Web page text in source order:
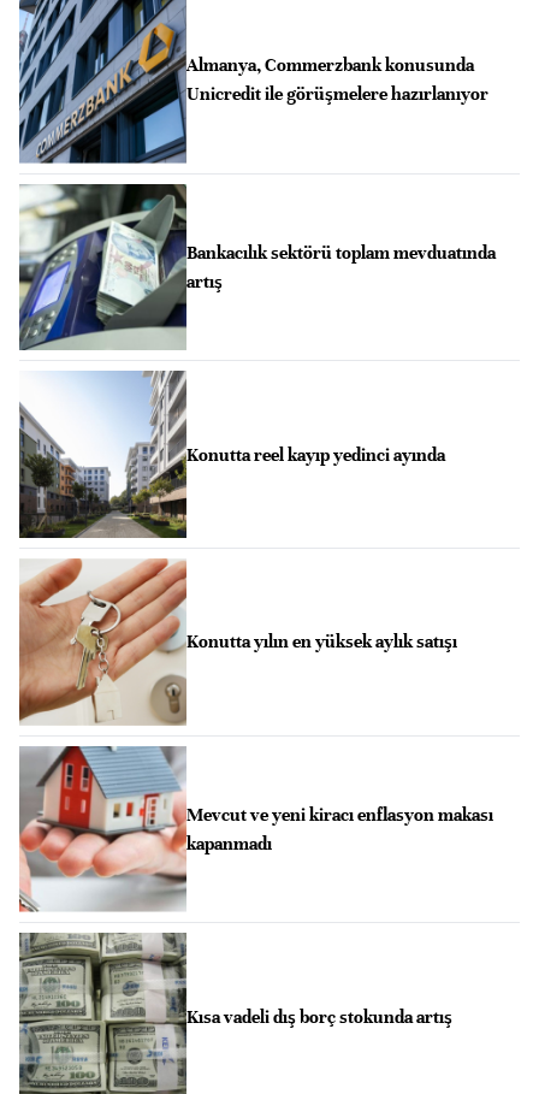
Almanya, Commerzbank konusunda
Unicredit ile görüşmelere hazırlanıyor
Bankacılık sektörü toplam mevduatında
artış
Konutta reel kayıp yedinci ayında
Konutta yılın en yüksek aylık satışı
Mevcut ve yeni kiracı enflasyon makası
kapanmadı
Kısa vadeli dış borç stokunda artış